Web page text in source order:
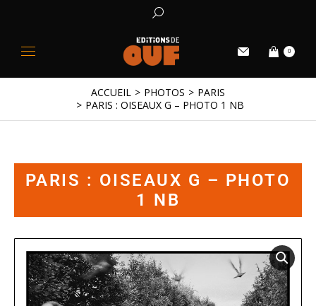
0
Vous êtes ici :ACCUEIL PHOTOS
PARIS
PARIS : OISEAUX G – PHOTO 1 NB
PARIS : OISEAUX G – PHOTO
1 NB